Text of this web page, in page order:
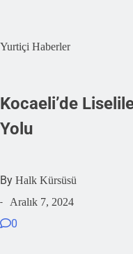
Yurtiçi Haberler
Kocaeli’de
Yolu
By Halk Kürsüsü
- Aralık 7, 2024
0